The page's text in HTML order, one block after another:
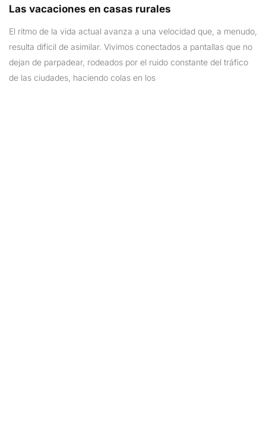
Las vacaciones en casas rurales
El ritmo de la vida actual avanza a una velocidad que, a menudo,
resulta difícil de asimilar. Vivimos conectados a pantallas que no
dejan de parpadear, rodeados por el ruido constante del tráfico
de las ciudades, haciendo colas en los